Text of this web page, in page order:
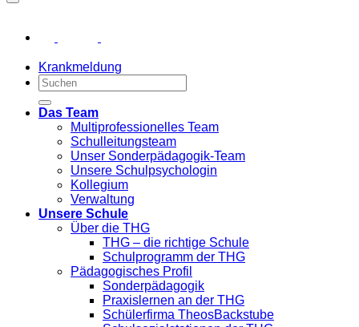
Krankmeldung
Das Team
Multiprofessionelles Team
Schulleitungsteam
Unser Sonderpädagogik-Team
Unsere Schulpsychologin
Kollegium
Verwaltung
Unsere Schule
Über die THG
THG – die richtige Schule
Schulprogramm der THG
Pädagogisches Profil
Sonderpädagogik
Praxislernen an der THG
Schülerfirma TheosBackstube